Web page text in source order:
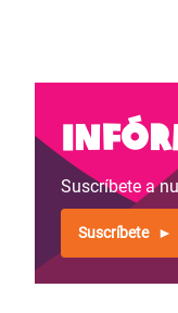
Suscríbete a
Suscríbete